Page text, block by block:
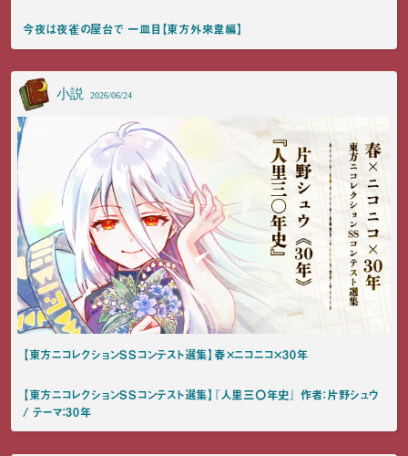
今夜は夜雀の屋台で 一皿目【東方外來韋編】
小説 2026/06/24
【東方ニコレクションSSコンテスト選集】春×ニコニコ×30年
【東方ニコレクションSSコンテスト選集】『人里三〇年史』 作者：片野シュウ
/ テーマ：30年